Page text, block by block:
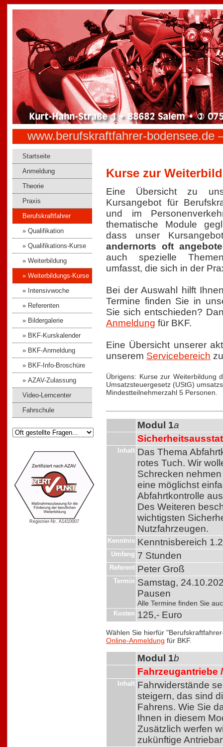
www.berufskraftfahrer-
Startseite
Anmeldung
Theorie
Praxis
Berufskraftfahrer
» Qualifikation
» Qualifikations-Kurse
» Weiterbildung
» Weiterbildungs-Kurse
» Intensivwoche
» Referenten
» Bildergalerie
» BKF-Kurskalender
» BKF-Anmeldung
» BKF-Info-Broschüre
» AZAV-Zulassung
Video-Lerncenter
Fahrschule
Registrier-Nr. A1410007
Kurse zur
Eine Übersicht zu
Kursangebot für
und im
thematische Module
dass unser
andernorts oft
auch spezielle
umfasst, die sich in der
Bei der Auswahl hilft
Termine finden Sie in
Sie sich entschieden?
Anmeldung für BKF.
Eine Übersicht unserer
unserem Servicebereich
Übrigens: Kurse zur Weiterbildung
Umsatzsteuergesetz (UStG)
Mindestteilnehmerzahl 5 Personen.
Modul 1a
Inhalt Das Thema
rotes Tuch. Wir
Schrecken
eine möglichst
Abfahrtkontrolle
Des Weiteren
wichtigsten
Nutzfahrzeugen.
Kenntnis Kenntnisbereich
Umfang 7 Stunden
Referent Peter Groß
Termin Samstag,
Pausen
Alle Termine finden Sie
Kosten 125,- Euro
Wählen Sie hierfür
Online-Anmeldung für BKF.
Modul 1b
Fahrzeugantriebe
Inhalt Fahrwiderstände
steigern, das sind
Fahrens. Wie Sie
Ihnen in diesem
Zusätzlich werfen
zukünftige